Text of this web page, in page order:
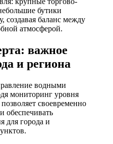
бутики
создавая баланс между
атмосферой.
важное
и региона
водными
мониторинг уровня
своевременно
обеспечивать
для города и